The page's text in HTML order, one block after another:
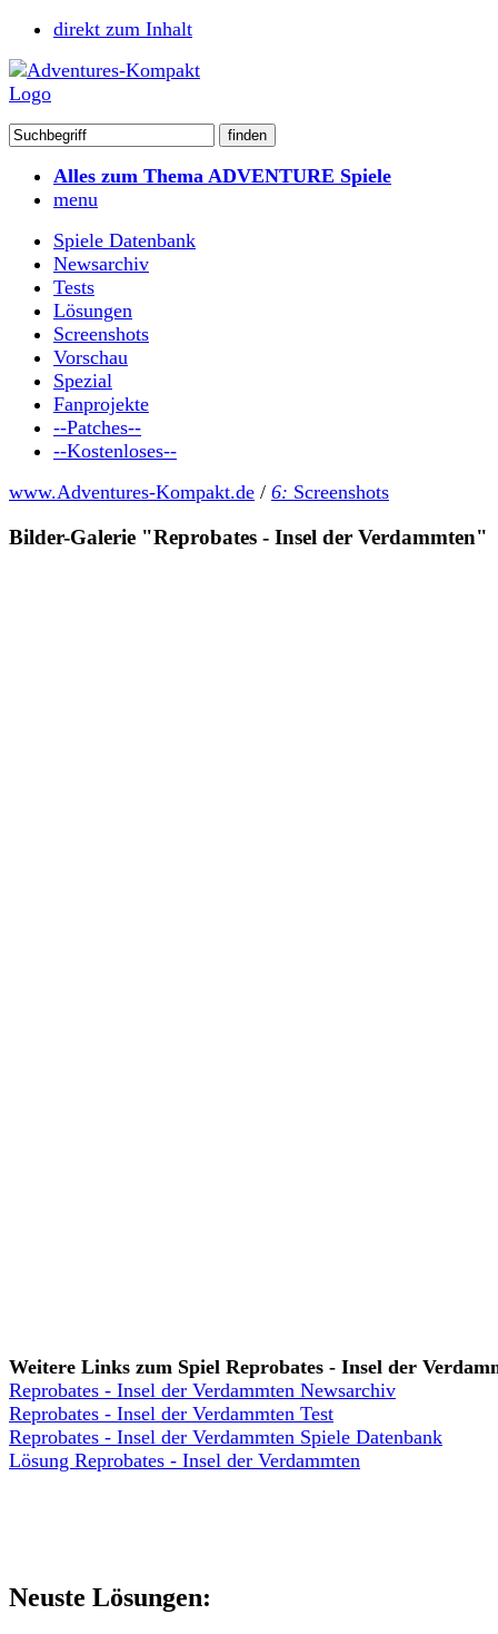
direkt zum Inhalt
Alles zum Thema ADVENTURE Spiele
menu
Spiele Datenbank
Newsarchiv
Tests
Lösungen
Screenshots
Vorschau
Spezial
Fanprojekte
--Patches--
--Kostenloses--
www.Adventures-Kompakt.de / 6: Screenshots
Bilder-Galerie "Reprobates - Insel der Verdammten"
Weitere Links zum Spiel Reprobates - Insel der
Reprobates - Insel der Verdammten Newsarchiv
Reprobates - Insel der Verdammten Test
Reprobates - Insel der Verdammten Spiele Datenbank
Lösung Reprobates - Insel der Verdammten
Neuste Lösungen: